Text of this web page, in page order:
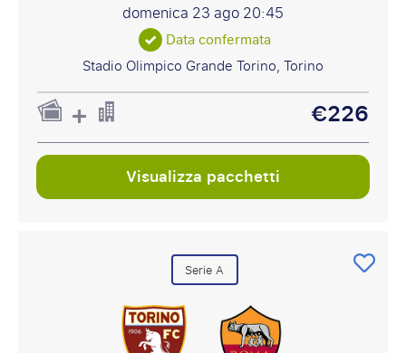
domenica 23 ago20:45
Data confermata
Stadio Olimpico Grande Torino, Torino
€226
Visualizza pacchetti
Serie A